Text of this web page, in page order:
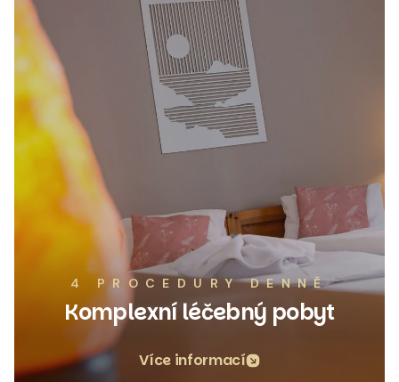
4 PROCEDURY DENNĚ
Komplexní léčebný pobyt
Více informací